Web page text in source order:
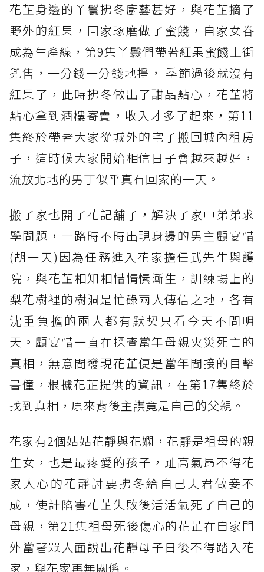
花芷身邊的丫鬟拂冬廚藝甚好，與花芷摘了
野外的紅果，回家琢磨做了蜜餞，自家女眷
成為生產線，第9集丫鬟們帶著紅果蜜餞上街
兜售，一分錢一分錢地掙， 季節過後就沒有
紅果了，此時拂冬做出了甜品點心，花芷將
點心拿到酒樓寄賣，收入才多了起來，第11
集終於帶著大家從城外的宅子搬回城內租房
子，這時候大家開始相信日子會越來越好，
流放北地的男丁似乎真有回家的一天。
搬了家也開了花記舖子，解決了家中弟弟求
學問題，一路時不時出現身邊的男主顧宴惜
(胡一天)因為任務進入花家擔任武先生與護
院，與花芷相知相惜情愫漸生，訓練場上的
梨花樹裡的樹洞是忙碌兩人傳信之地，各有
沈重負擔的兩人都有默契只看今天不問明
天。顧宴惜一直在探查當年母親火災死亡的
真相，無意間發現花芷便是當年間接的目擊
書僮，根據花芷提供的資訊，在第17集終於
找到真相，原來背後主謀竟是自己的父親。
花家有2個姑姑花靜與花嫻，花靜是祖母的親
生女，也是最疼愛的孩子，趾高氣昂不得花
家人心的花靜討要拂冬給自己夫君做妾不
成，使計陷害花芷失敗後活活氣死了自己的
母親，第21集祖母死後傷心的花芷在自家門
外當著眾人面說出花靜母子日後不得踏入花
家，與花家再無關係。